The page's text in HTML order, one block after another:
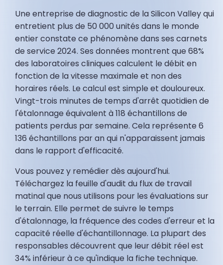
Une entreprise de diagnostic de la Silicon Valley qui
entretient plus de 50 000 unités dans le monde
entier constate ce phénomène dans ses carnets
de service 2024. Ses données montrent que 68%
des laboratoires cliniques calculent le débit en
fonction de la vitesse maximale et non des
horaires réels. Le calcul est simple et douloureux.
Vingt-trois minutes de temps d'arrêt quotidien de
l'étalonnage équivalent à 118 échantillons de
patients perdus par semaine. Cela représente 6
136 échantillons par an qui n'apparaissent jamais
dans le rapport d'efficacité.
Vous pouvez y remédier dès aujourd'hui.
Téléchargez la feuille d'audit du flux de travail
matinal que nous utilisons pour les évaluations sur
le terrain. Elle permet de suivre le temps
d'étalonnage, la fréquence des codes d'erreur et la
capacité réelle d'échantillonnage. La plupart des
responsables découvrent que leur débit réel est
34% inférieur à ce qu'indique la fiche technique.